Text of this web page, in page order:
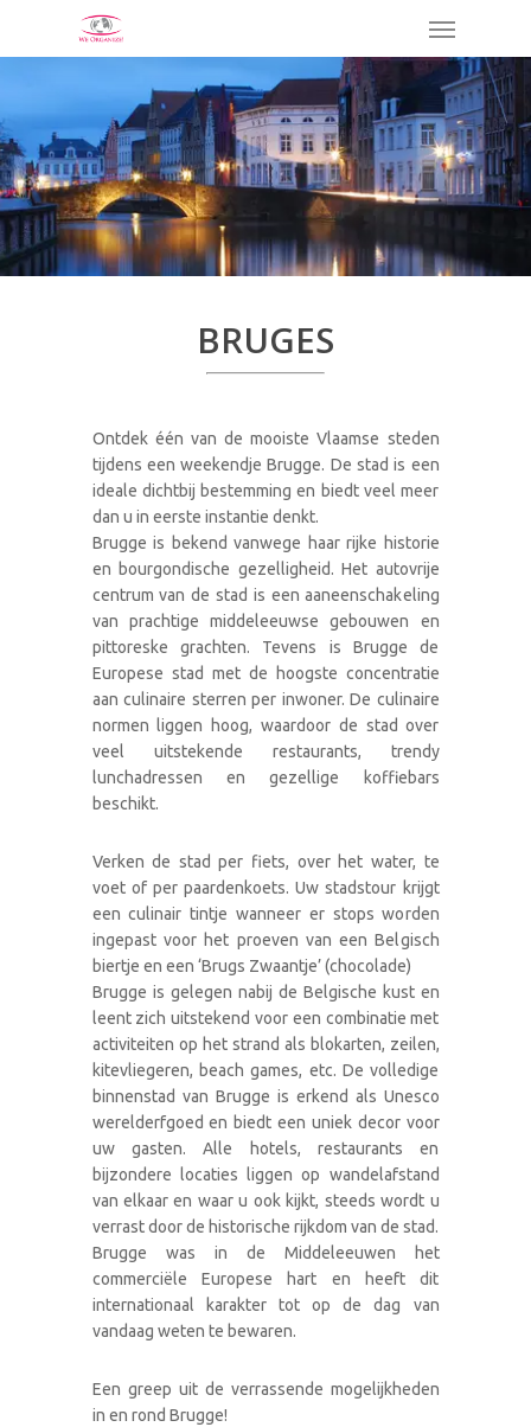
Menu
BRUGES
Ontdek één van de mooiste Vlaamse steden
tijdens een weekendje Brugge. De stad is een
ideale dichtbij bestemming en biedt veel meer
dan u in eerste instantie denkt.
Brugge is bekend vanwege haar rijke historie
en bourgondische gezelligheid. Het autovrije
centrum van de stad is een aaneenschakeling
van prachtige middeleeuwse gebouwen en
pittoreske grachten. Tevens is Brugge de
Europese stad met de hoogste concentratie
aan culinaire sterren per inwoner. De culinaire
normen liggen hoog, waardoor de stad over
veel uitstekende restaurants, trendy
lunchadressen en gezellige koffiebars
beschikt.
Verken de stad per fiets, over het water, te
voet of per paardenkoets. Uw stadstour krijgt
een culinair tintje wanneer er stops worden
ingepast voor het proeven van een Belgisch
biertje en een ‘Brugs Zwaantje’ (chocolade)
Brugge is gelegen nabij de Belgische kust en
leent zich uitstekend voor een combinatie met
activiteiten op het strand als blokarten, zeilen,
kitevliegeren, beach games, etc. De volledige
binnenstad van Brugge is erkend als Unesco
werelderfgoed en biedt een uniek decor voor
uw gasten. Alle hotels, restaurants en
bijzondere locaties liggen op wandelafstand
van elkaar en waar u ook kijkt, steeds wordt u
verrast door de historische rijkdom van de stad.
Brugge was in de Middeleeuwen het
commerciële Europese hart en heeft dit
internationaal karakter tot op de dag van
vandaag weten te bewaren.
Een greep uit de verrassende mogelijkheden
in en rond Brugge!